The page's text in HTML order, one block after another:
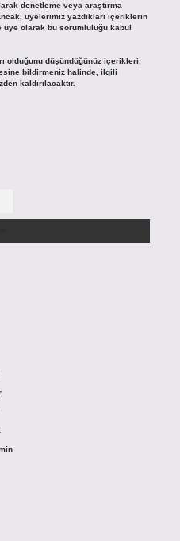
denetleme veya araştırma
üyelerimiz yazdıkları içeriklerin
olarak bu sorumluluğu kabul
olduğunu düşündüğünüz içerikleri,
bildirmeniz halinde, ilgili
kaldırılacaktır.